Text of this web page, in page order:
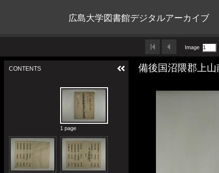
広島大学図書館デジタルアーカイブ